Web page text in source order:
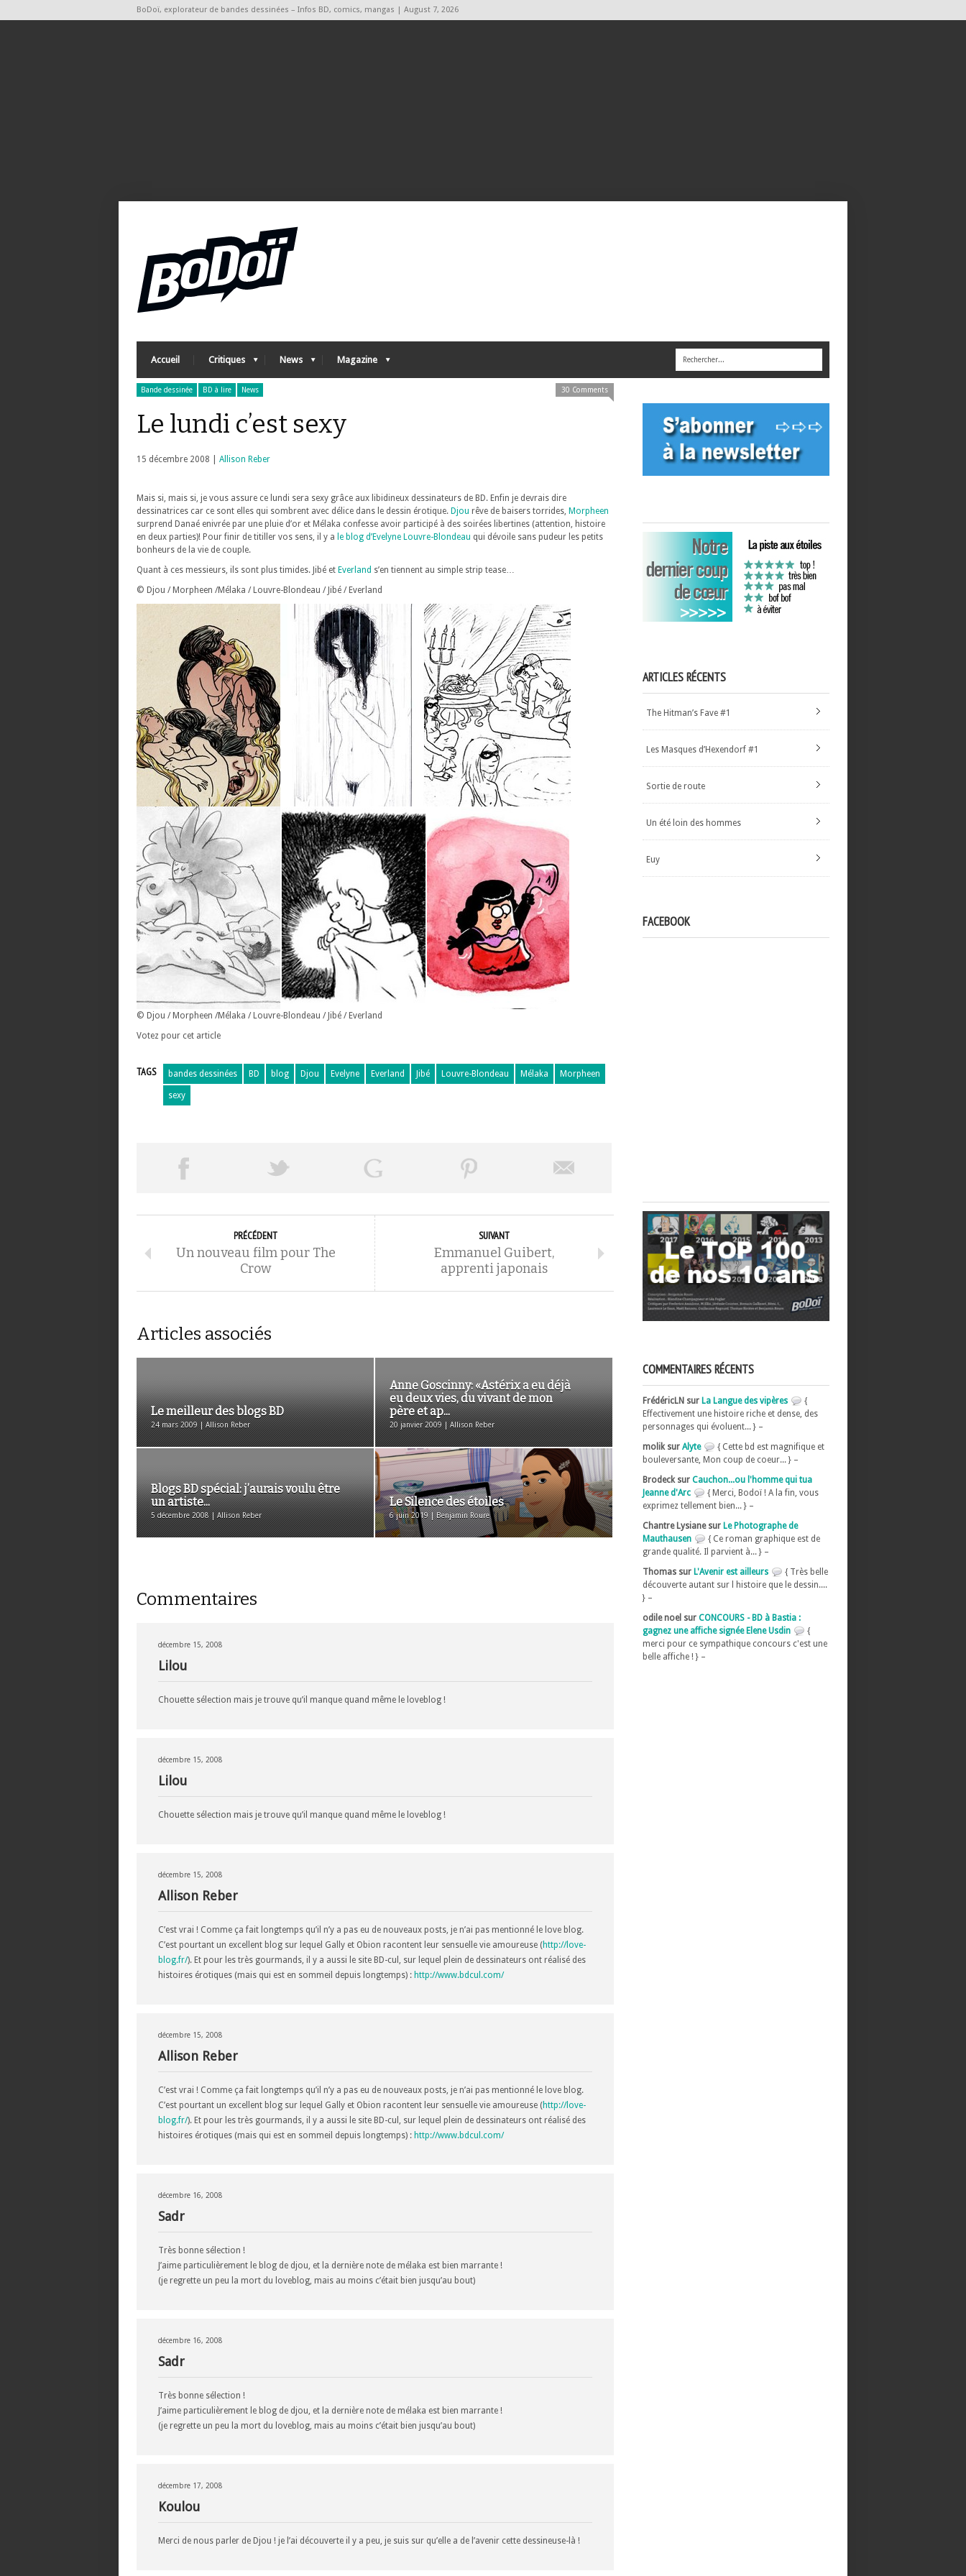
BoDoï, explorateur de bandes dessinées – Infos BD, comics, mangas | August 7, 2026
Accueil Critiques News Magazine
Bande dessinée BD à lire News 30 Comments
Le lundi c’est sexy
15 décembre 2008 | Allison Reber
Mais si, mais si, je vous assure ce lundi sera sexy grâce aux libidineux dessinateurs de BD. Enfin je devrais dire
dessinatrices car ce sont elles qui sombrent avec délice dans le dessin érotique. Djou rêve de baisers torrides, Morpheen
surprend Danaé enivrée par une pluie d’or et Mélaka confesse avoir participé à des soirées libertines (attention, histoire
en deux parties)! Pour finir de titiller vos sens, il y a le blog d’Evelyne Louvre-Blondeau qui dévoile sans pudeur les petits
bonheurs de la vie de couple.
Quant à ces messieurs, ils sont plus timides. Jibé et Everland s’en tiennent au simple strip tease…
© Djou / Morpheen /Mélaka / Louvre-Blondeau / Jibé / Everland
© Djou / Morpheen /Mélaka / Louvre-Blondeau / Jibé / Everland
Votez pour cet article
TAGS bandes dessinées BD blog Djou Evelyne Everland Jibé Louvre-Blondeau Mélaka Morpheen
sexy
PRÉCÉDENT
Un nouveau film pour The
Crow
SUIVANT
Emmanuel Guibert,
apprenti japonais
Articles associés
Le meilleur des blogs BD
24 mars 2009 | Allison Reber
Anne Goscinny: «Astérix a eu déjà
eu deux vies, du vivant de mon
père et ap...
20 janvier 2009 | Allison Reber
Blogs BD spécial: j’aurais voulu être
un artiste...
5 décembre 2008 | Allison Reber
Le Silence des étoiles
6 juin 2019 | Benjamin Roure
Commentaires
décembre 15, 2008
Lilou
Chouette sélection mais je trouve qu’il manque quand même le loveblog !
décembre 15, 2008
Lilou
Chouette sélection mais je trouve qu’il manque quand même le loveblog !
décembre 15, 2008
Allison Reber
C’est vrai ! Comme ça fait longtemps qu’il n’y a pas eu de nouveaux posts, je n’ai pas mentionné le love blog.
C’est pourtant un excellent blog sur lequel Gally et Obion racontent leur sensuelle vie amoureuse (http://love-
blog.fr/). Et pour les très gourmands, il y a aussi le site BD-cul, sur lequel plein de dessinateurs ont réalisé des
histoires érotiques (mais qui est en sommeil depuis longtemps) : http://www.bdcul.com/
décembre 15, 2008
Allison Reber
C’est vrai ! Comme ça fait longtemps qu’il n’y a pas eu de nouveaux posts, je n’ai pas mentionné le love blog.
C’est pourtant un excellent blog sur lequel Gally et Obion racontent leur sensuelle vie amoureuse (http://love-
blog.fr/). Et pour les très gourmands, il y a aussi le site BD-cul, sur lequel plein de dessinateurs ont réalisé des
histoires érotiques (mais qui est en sommeil depuis longtemps) : http://www.bdcul.com/
décembre 16, 2008
Sadr
Très bonne sélection !
J’aime particulièrement le blog de djou, et la dernière note de mélaka est bien marrante !
(je regrette un peu la mort du loveblog, mais au moins c’était bien jusqu’au bout)
décembre 16, 2008
Sadr
Très bonne sélection !
J’aime particulièrement le blog de djou, et la dernière note de mélaka est bien marrante !
(je regrette un peu la mort du loveblog, mais au moins c’était bien jusqu’au bout)
décembre 17, 2008
Koulou
Merci de nous parler de Djou ! je l’ai découverte il y a peu, je suis sur qu’elle a de l’avenir cette dessineuse-là !
ARTICLES RÉCENTS
The Hitman’s Fave #1
Les Masques d’Hexendorf #1
Sortie de route
Un été loin des hommes
Euy
FACEBOOK
COMMENTAIRES RÉCENTS
FrédéricLN sur La Langue des vipères
{
Effectivement une histoire riche et dense, des
personnages qui évoluent... } –
molik sur Alyte
{ Cette bd est magnifique et
bouleversante, Mon coup de coeur... } –
Brodeck sur Cauchon...ou l'homme qui tua
Jeanne d'Arc
{ Merci, Bodoï ! A la fin, vous
exprimez tellement bien... } –
Chantre Lysiane sur Le Photographe de
Mauthausen
{ Ce roman graphique est de
grande qualité. Il parvient à... } –
Thomas sur L'Avenir est ailleurs
{ Très belle
découverte autant sur l histoire que le dessin....
} –
odile noel sur CONCOURS - BD à Bastia :
gagnez une affiche signée Elene Usdin
{
merci pour ce sympathique concours c'est une
belle affiche ! } –